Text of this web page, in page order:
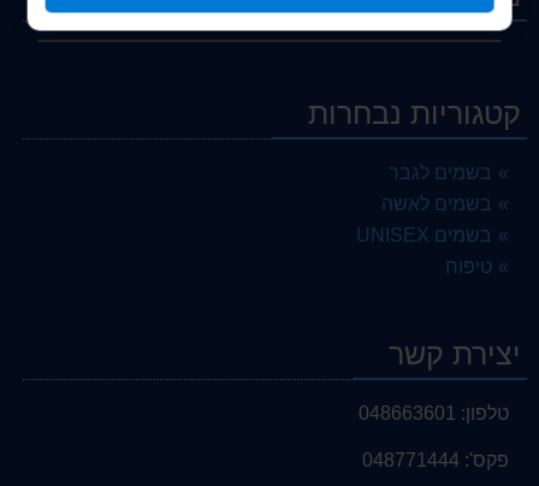
קטגוריות נבחרות
בשמים לגבר
בשמים לאשה
בשמים UNISEX
טיפוח
יצירת קשר
טלפון: 048663601
פקס': 048771444